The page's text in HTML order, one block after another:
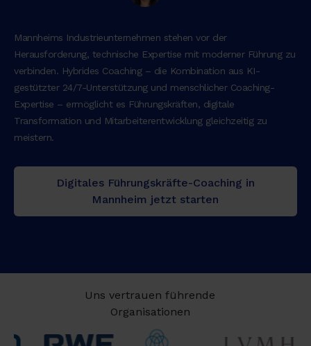
Mannheims Industrieunternehmen stehen vor der
Herausforderung, technische Expertise mit moderner Führung zu
verbinden. Hybrides Coaching – die Kombination aus KI-
gestützter 24/7-Unterstützung und menschlicher Coaching-
Expertise – ermöglicht es Führungskräften, digitale
Transformation und Mitarbeiterentwicklung gleichzeitig zu
meistern.
Digitales Führungskräfte-Coaching in
Mannheim jetzt starten
Uns vertrauen führende
Organisationen